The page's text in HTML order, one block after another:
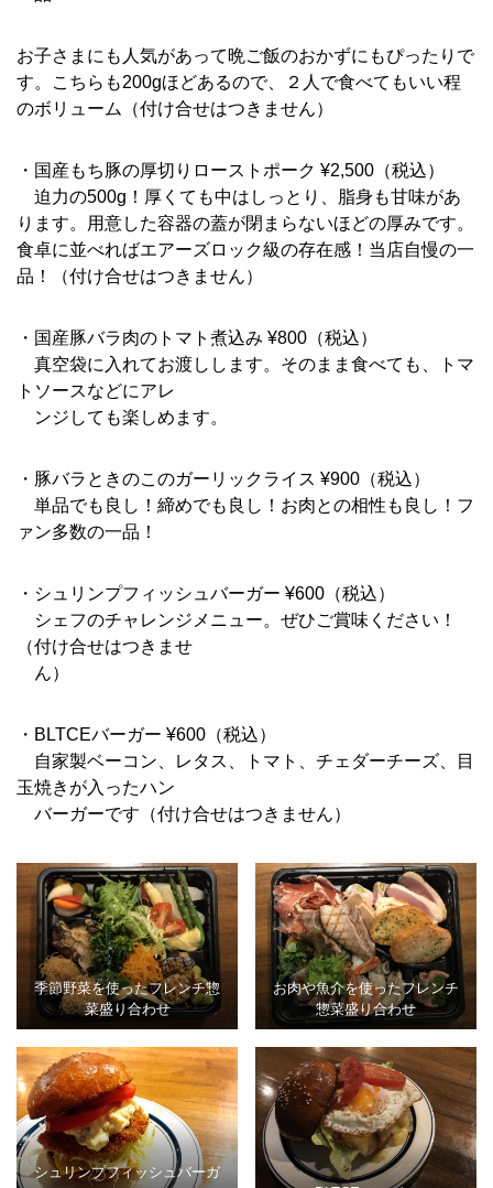
お子さまにも人気があって晩ご飯のおかずにもぴったりで
す。こちらも200gほどあるので、２人で食べてもいい程
のボリューム（付け合せはつきません）
・国産もち豚の厚切りローストポーク ¥2,500（税込）
迫力の500g！厚くても中はしっとり、脂身も甘味があ
ります。用意した容器の蓋が閉まらないほどの厚みです。
食卓に並べればエアーズロック級の存在感！当店自慢の一
品！（付け合せはつきません）
・国産豚バラ肉のトマト煮込み ¥800（税込）
真空袋に入れてお渡しします。そのまま食べても、トマ
トソースなどにアレ
ンジしても楽しめます。
・豚バラときのこのガーリックライス ¥900（税込）
単品でも良し！締めでも良し！お肉との相性も良し！フ
ァン多数の一品！
・シュリンプフィッシュバーガー ¥600（税込）
シェフのチャレンジメニュー。ぜひご賞味ください！
（付け合せはつきませ
ん）
・BLTCEバーガー ¥600（税込）
自家製ベーコン、レタス、トマト、チェダーチーズ、目
玉焼きが入ったハン
バーガーです（付け合せはつきません）
季節野菜を使ったフレンチ惣
菜盛り合わせ
お肉や魚介を使ったフレンチ
惣菜盛り合わせ
シュリンプフィッシュバーガ